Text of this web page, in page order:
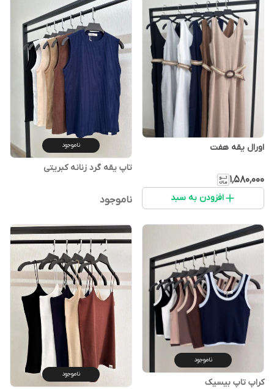
اورال یقه هفت
۱٬۵۸۰٬۰۰۰
افزودن به سبد
ناموجود
تاپ یقه گرد زنانه کبریتی
ناموجود
ناموجود
کراپ تاپ بیسیک
ناموجود